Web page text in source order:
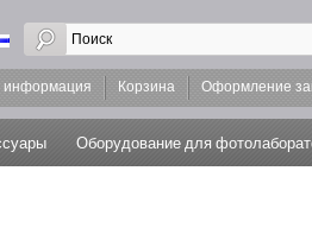
информация Корзина Оформление
Оборудование для